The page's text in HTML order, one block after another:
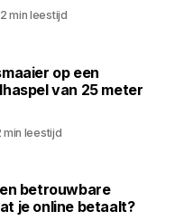
2 min leestijd
op een
van 25 meter
min leestijd
betrouwbare
je online betaalt?